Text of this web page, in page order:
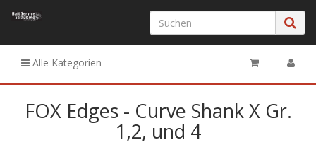
Alle Kategorien
FOX Edges - Curve Shank X Gr.
1,2, und 4